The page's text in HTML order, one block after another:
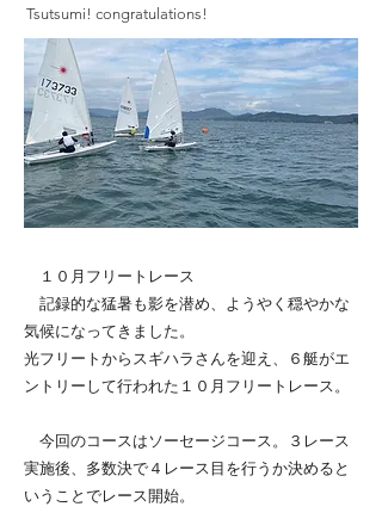
Tsutsumi! congratulations!
１０月フリートレース
記録的な猛暑も影を潜め、ようやく穏やかな
気候になってきました。
光フリートからスギハラさんを迎え、６艇がエ
ントリーして行われた１０月フリートレース。
今回のコースはソーセージコース。３レース
実施後、多数決で４レース目を行うか決めると
いうことでレース開始。